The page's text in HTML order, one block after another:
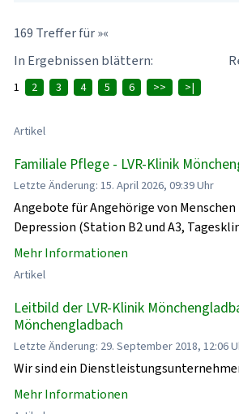
169 Treffer für »«
In Ergebnissen blättern:
1 2 3 4 5 6 >> >|
Artikel
Familiale Pflege - LVR-Klinik
Letzte Änderung: 15. April 2026, 09:39 Uhr
Angebote für Angehörige von
Depression (Station B2 und A3,
Mehr Informationen
Artikel
Leitbild der LVR-Klinik
Mönchengladbach
Letzte Änderung: 29. September 2018, 12:06
Wir sind ein
Mehr Informationen